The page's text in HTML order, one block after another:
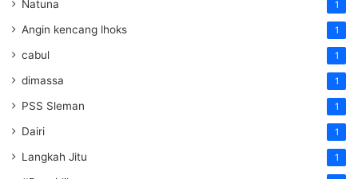
Natuna 1
Angin kencang lhoks 1
cabul 1
dimassa 1
PSS Sleman 1
Dairi 1
Langkah Jitu 1